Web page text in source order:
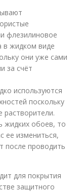
флезилиновое
в жидком виде
они уже сами
за счёт
используются
поскольку
растворители.
жидких обоев, то
ее измениться,
после проводить
для покрытия
защитного